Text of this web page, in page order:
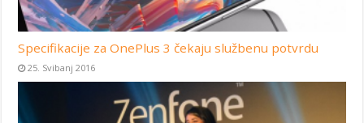
Specifikacije za OnePlus 3 čekaju službenu potvrdu
25. Svibanj 2016